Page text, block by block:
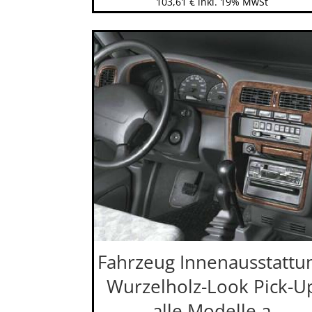
Fahrzeug
Wurzelholz-Look Pick-